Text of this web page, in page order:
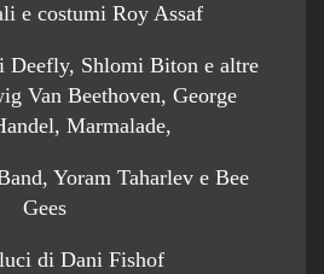
e costumi Roy Assaf
Deefly, Shlomi Biton e altre
Van Beethoven, George
Marmalade,
Yoram Taharlev e Bee
Gees
di Dani Fishof